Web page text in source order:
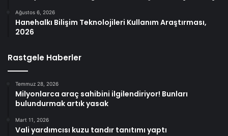
Ağustos 6, 2026
Hanehalkı Bilişim Teknolojileri Kullanım Araştırması,
2026
Rastgele Haberler
Temmuz 28, 2026
Milyonlarca araç sahibini ilgilendiriyor! Bunları
bulundurmak artık yasak
Mart 11, 2026
Vali yardımcısı kuzu tandır tanıtımı yaptı